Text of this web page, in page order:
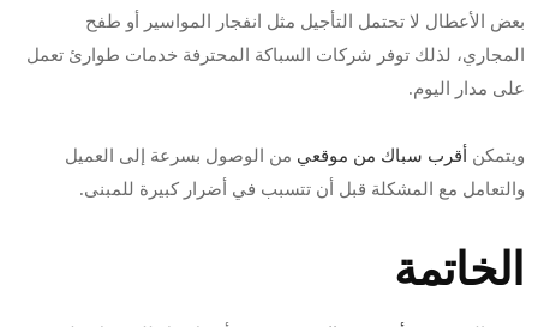
بعض الأعطال لا تحتمل التأجيل مثل انفجار المواسير أو طفح
المجاري، لذلك توفر شركات السباكة المحترفة خدمات طوارئ تعمل
على مدار اليوم.
ويتمكن أقرب سباك من موقعي من الوصول بسرعة إلى العميل
والتعامل مع المشكلة قبل أن تتسبب في أضرار كبيرة للمبنى.
الخاتمة